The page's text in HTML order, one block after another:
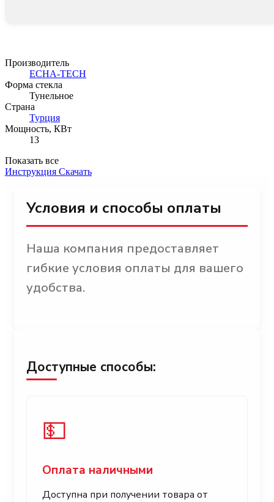
Производитель
ECHA-TECH
Форма стекла
Тунельное
Страна
Турция
Мощность, КВт
13
Показать все
Инструкция Скачать
Условия и способы оплаты
Наша компания предоставляет
гибкие условия оплаты для вашего
удобства.
Доступные способы:
💵
Оплата наличными
Доступна при получении товара от